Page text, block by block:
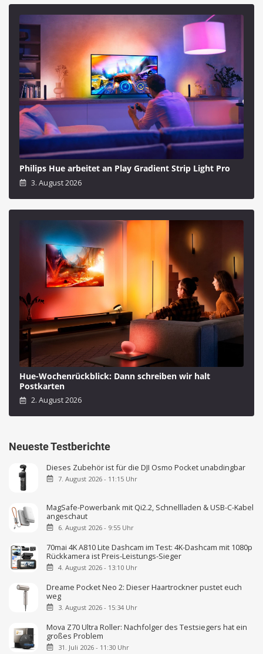
Philips Hue arbeitet an Play Gradient Strip Light Pro
3. August 2026
Hue-Wochenrückblick: Dann schreiben wir halt
Postkarten
2. August 2026
Neueste Testberichte
Dieses Zubehör ist für die DJI Osmo Pocket unabdingbar
7. August 2026 - 11:15 Uhr
MagSafe-Powerbank mit Qi2.2, Schnellladen & USB-C-Kabel
angeschaut
6. August 2026 - 9:55 Uhr
70mai 4K A810 Lite Dashcam im Test: 4K-Dashcam mit 1080p
Rückkamera ist Preis-Leistungs-Sieger
4. August 2026 - 13:10 Uhr
Dreame Pocket Neo 2: Dieser Haartrockner pustet euch
weg
3. August 2026 - 15:34 Uhr
Mova Z70 Ultra Roller: Nachfolger des Testsiegers hat ein
großes Problem
31. Juli 2026 - 11:30 Uhr